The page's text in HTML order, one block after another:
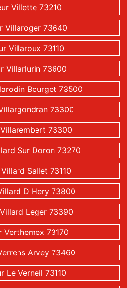
Villette 73210
Villaroger 73640
Villaroux 73110
Villarlurin 73600
Bourget 73500
73300
73300
Sur Doron 73270
Sallet 73110
D Hery 73800
Leger 73390
Verthemex 73170
Arvey 73460
Le Verneil 73110